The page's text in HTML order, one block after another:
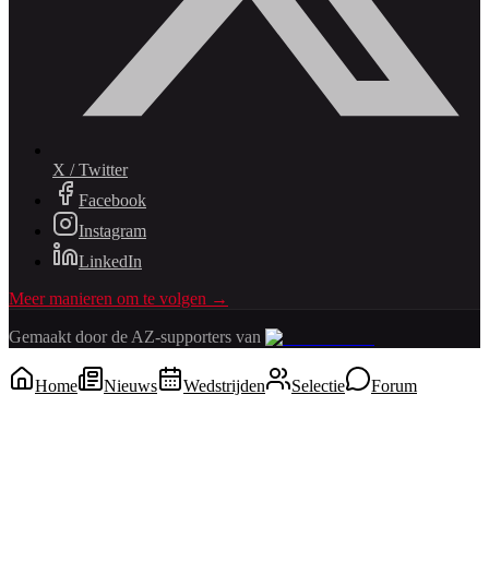
X / Twitter
Facebook
Instagram
LinkedIn
Meer manieren om te volgen →
Gemaakt door de AZ-supporters van
Home Nieuws Wedstrijden Selectie Forum